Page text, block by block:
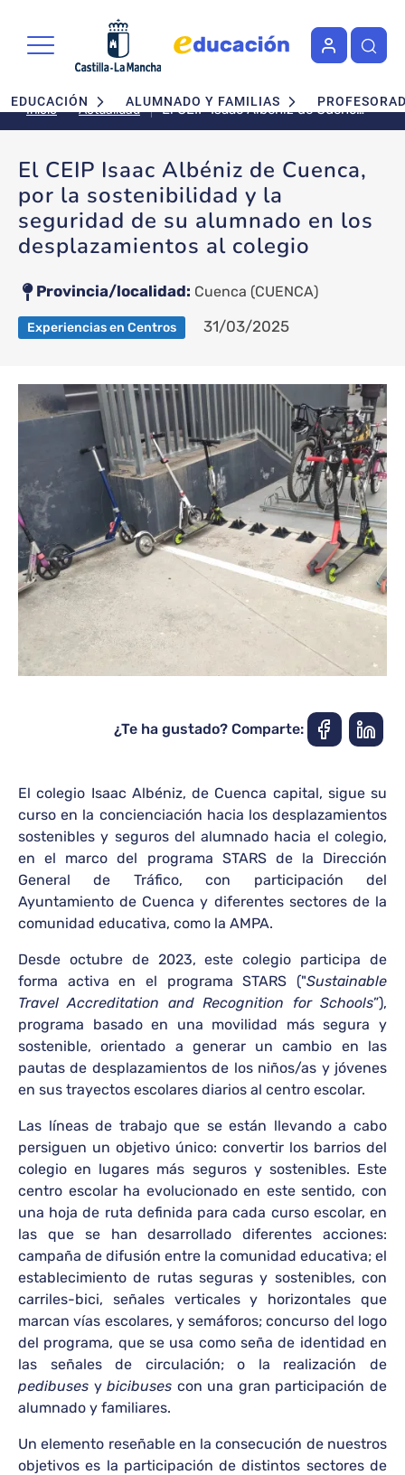
Navegación principal
EDUCACIÓN ALUMNADO Y FAMILIAS
Inicio Actualidad
El CEIP Isaac Albéniz de Cuenca,
por la sostenibilidad y la
los desplazamientos al colegio
El CEIP Isaac Albéniz de Cuenca,
por la sostenibilidad y la
seguridad de su alumnado en los
desplazamientos al colegio
Provincia/localidad Cuenca (CUENCA)
Experiencias en Centros 31/03/2025
¿Te ha gustado? Comparte:
El colegio Isaac Albéniz, de Cuenca capital, sigue su
curso en la concienciación hacia los desplazamientos
sostenibles y seguros del alumnado hacia el colegio,
en el marco del programa STARS de la Dirección
General de Tráfico, con participación del
Ayuntamiento de Cuenca y diferentes sectores de la
comunidad educativa, como la AMPA.
Desde octubre de 2023, este colegio participa de
forma activa en el programa STARS ("Sustainable
Travel Accreditation and Recognition for Schools”),
programa basado en una movilidad más segura y
sostenible, orientado a generar un cambio en las
pautas de desplazamientos de los niños/as y jóvenes
en sus trayectos escolares diarios al centro escolar.
Las líneas de trabajo que se están llevando a cabo
persiguen un objetivo único: convertir los barrios del
colegio en lugares más seguros y sostenibles. Este
centro escolar ha evolucionado en este sentido, con
una hoja de ruta definida para cada curso escolar, en
las que se han desarrollado diferentes acciones:
campaña de difusión entre la comunidad educativa; el
establecimiento de rutas seguras y sostenibles, con
carriles-bici, señales verticales y horizontales que
marcan vías escolares, y semáforos; concurso del logo
del programa, que se usa como seña de identidad en
las señales de circulación; o la realización de
pedibuses ybicibuses con una gran participación de
alumnado y familiares.
Un elemento reseñable en la consecución de nuestros
objetivos es la participación de distintos sectores de